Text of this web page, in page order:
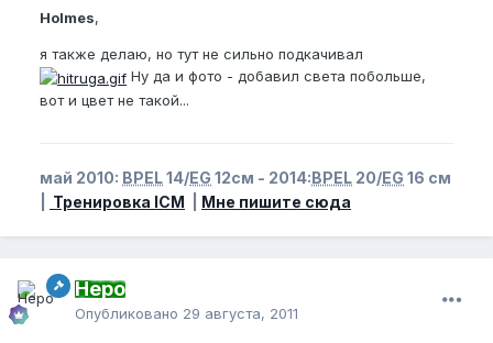
Holmes,
я также делаю, но тут не сильно подкачивал
Ну да и фото - добавил света побольше,
вот и цвет не такой...
май 2010: BPEL14/EG 12см - 2014:BPEL 20/EG 16 см
Тренировка ICM Мне пишите сюда
Неро
Опубликовано 29 августа, 2011